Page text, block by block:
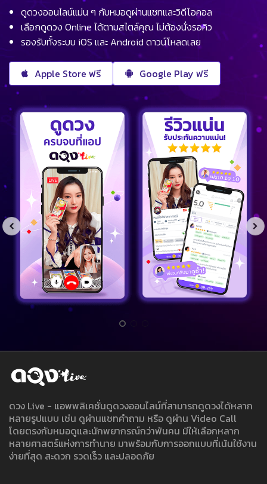
ดูดวงออนไลน์แม่น ๆ กับหมอดูผ่านแชทและวิดีโอคอล
เลือกดูดวง Online ได้ตามสไตล์คุณ ไม่ต้องนั่งรอคิว
รองรับทั้งระบบ iOS และ Android ดาวน์โหลดเลย
Apple Store ฟรี Google Play ฟรี
ดวง Live - แอพพลิเคชั่นดูดวงออนไลน์ที่สามารถดูดวงได้หลาก
หลายรูปแบบ เช่น ดูผ่านแชทคำถาม หรือ ดูผ่าน Video Call
โดยตรงกับหมอดูและนักพยากรณ์กว่าพันคน มีให้เลือกหลาก
หลายศาสตร์แห่งการทำนาย มาพร้อมกับการออกแบบที่เน้นใช้งาน
ง่ายที่สุด สะดวก รวดเร็ว และปลอดภัย